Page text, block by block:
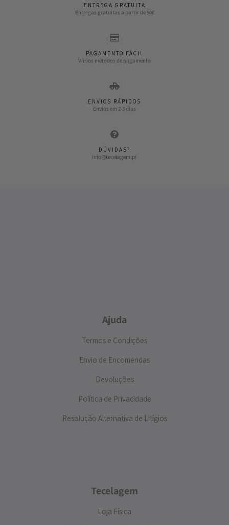
ENTREGA GRATUITA
Entregas gratuitas a partir de 50€
PAGAMENTO FÁCIL
Vários métodos de pagamento
ENVIOS RÁPIDOS
Envios em 2-3 dias
DÚVIDAS?
info@tecelagem.pt
Ajuda
Termos e Condições
Envio de Encomendas
Devoluções
Política de Privacidade
Resolução Alternativa de Litígios
Tecelagem
Loja Física